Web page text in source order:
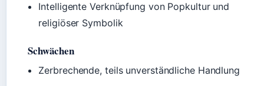
Intelligente Verknüpfung von Popkultur und
religiöser Symbolik
Schwächen
Zerbrechende, teils unverständliche Handlung